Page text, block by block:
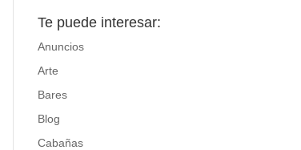
Te puede interesar:
Anuncios
Arte
Bares
Blog
Cabañas